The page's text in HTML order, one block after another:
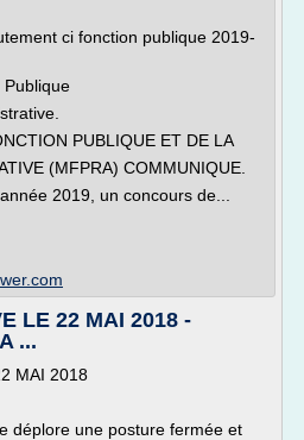
ci fonction publique 2019-
Publique
PUBLIQUE ET DE LA
(MFPRA) COMMUNIQUE.
2019, un concours de...
LE 22 MAI 2018 -
...
MAI 2018
déplore une posture fermée et